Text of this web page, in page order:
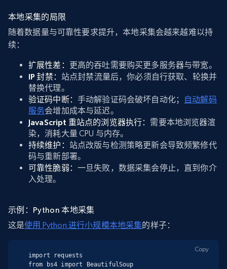
本地采集的局限
随着数据量与可靠性要求提升，本地采集会越来越难以持
续：
扩展性差： 更高的吞吐需要购买更多服务器与带宽。
IP 封禁： 站点封禁流量后，你必须自行获取、轮换并
替换代理。
验证码中断： 手动解验证码会破坏自动化；
自动解码
服务会增加成本与延迟。
JavaScript 重站点的浏览器执行： 需要本地浏览器渲
染，消耗大量 CPU 与内存。
持续维护： 站点改版与检测策略更新会导致频繁修代
码与重新部署。
可靠性脆弱： 一旦失败，数据采集会停止，直到你介
入处理。
示例：Python 本地采集
这是使用 Python 进行小规模本地采集的样子：
import requests
from bs4 import BeautifulSoup
Copy